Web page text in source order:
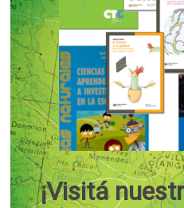
¡Visitá